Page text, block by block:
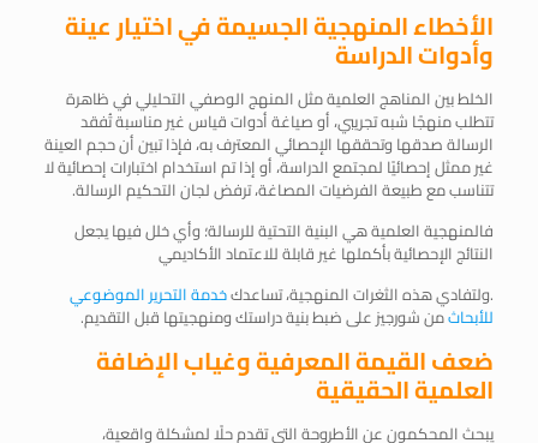
الأخطاء المنهجية الجسيمة في اختيار عينة
وأدوات الدراسة
الخلط بين المناهج العلمية مثل المنهج الوصفي التحليلي في ظاهرة
تتطلب منهجًا شبه تجريبي، أو صياغة أدوات قياس غير مناسبة تُفقد
الرسالة صدقها وتحققها الإحصائي المعترف به، فإذا تبين أن حجم العينة
غير ممثل إحصائيًا لمجتمع الدراسة، أو إذا تم استخدام اختبارات إحصائية لا
تتناسب مع طبيعة الفرضيات المصاغة، ترفض لجان التحكيم الرسالة.
فالمنهجية العلمية هي البنية التحتية للرسالة؛ وأي خلل فيها يجعل
النتائج الإحصائية بأكملها غير قابلة للاعتماد الأكاديمي
.ولتفادي هذه الثغرات المنهجية، تساعدكخدمة التحرير الموضوعي
للأبحاثمن شورجيز على ضبط بنية دراستك ومنهجيتها قبل التقديم.
ضعف القيمة المعرفية وغياب الإضافة
العلمية الحقيقية
يبحث المحكمون عن الأطروحة التي تقدم حلًا لمشكلة واقعية،